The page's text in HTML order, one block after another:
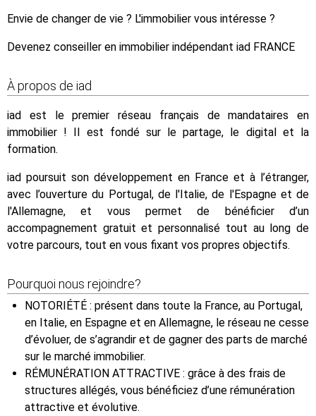
Envie de changer de vie ? L'immobilier vous intéresse ?
Devenez conseiller en immobilier indépendant iad FRANCE
À propos de iad
iad est le premier réseau français de mandataires en
immobilier ! Il est fondé sur le partage, le digital et la
formation.
iad poursuit son développement en France et à l’étranger,
avec l’ouverture du Portugal, de l'Italie, de l'Espagne et de
l'Allemagne, et vous permet de bénéficier d’un
accompagnement gratuit et personnalisé tout au long de
votre parcours, tout en vous fixant vos propres objectifs.
Pourquoi nous rejoindre?
NOTORIÉTÉ : présent dans toute la France, au Portugal,
en Italie, en Espagne et en Allemagne, le réseau ne cesse
d’évoluer, de s’agrandir et de gagner des parts de marché
sur le marché immobilier.
RÉMUNÉRATION ATTRACTIVE : grâce à des frais de
structures allégés, vous bénéficiez d’une rémunération
attractive et évolutive.